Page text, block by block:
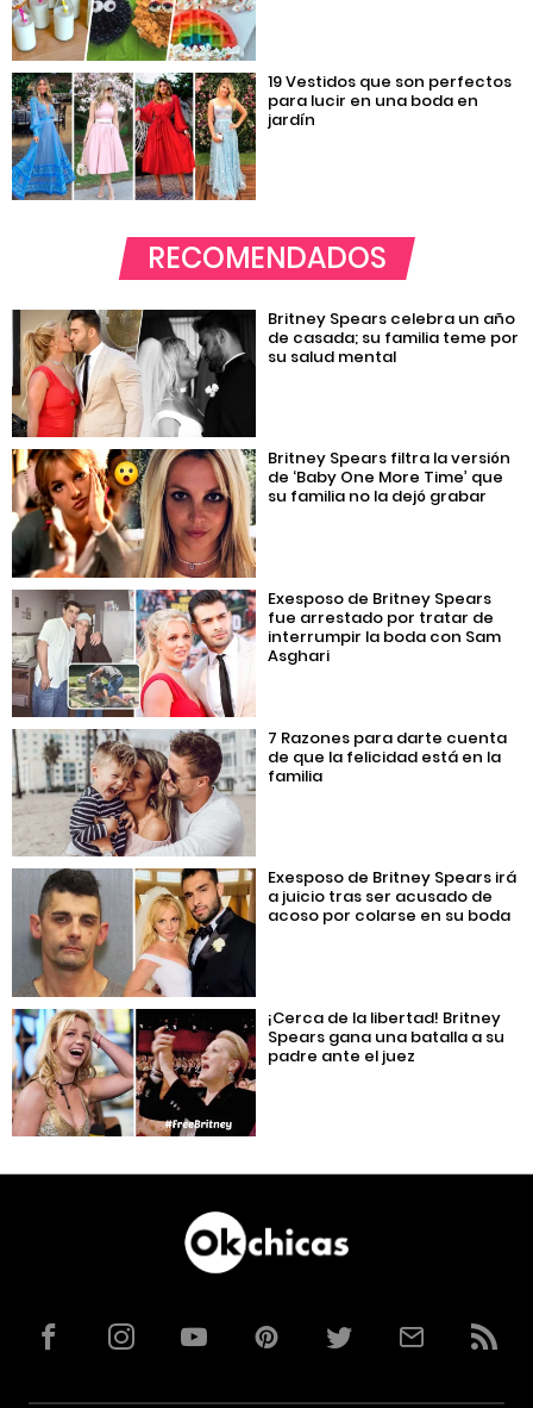
19 Vestidos que son perfectos
para lucir en una boda en
jardín
RECOMENDADOS
Britney Spears celebra un año
de casada; su familia teme por
su salud mental
Britney Spears filtra la versión
de ‘Baby One More Time’ que
su familia no la dejó grabar
Exesposo de Britney Spears
fue arrestado por tratar de
interrumpir la boda con Sam
Asghari
7 Razones para darte cuenta
de que la felicidad está en la
familia
Exesposo de Britney Spears irá
a juicio tras ser acusado de
acoso por colarse en su boda
¡Cerca de la libertad! Britney
Spears gana una batalla a su
padre ante el juez
FacebookInstagramYouTubePinterestTwitterCorreoRSS